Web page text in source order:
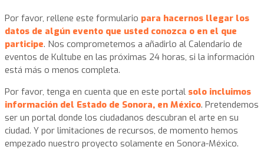
Por favor, rellene este formulario para hacernos llegar los
datos de algún evento que usted conozca o en el que
participe. Nos comprometemos a añadirlo al Calendario de
eventos de Kultube en las próximas 24 horas, si la información
está más o menos completa.
Por favor, tenga en cuenta que en este portal solo incluimos
información del Estado de Sonora, en México. Pretendemos
ser un portal donde los ciudadanos descubran el arte en su
ciudad. Y por limitaciones de recursos, de momento hemos
empezado nuestro proyecto solamente en Sonora-México.